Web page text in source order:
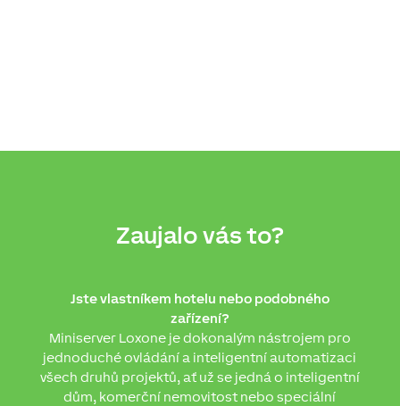
Zaujalo vás to?
Jste vlastníkem hotelu nebo podobného
zařízení?
Miniserver Loxone je dokonalým nástrojem pro
jednoduché ovládání a inteligentní automatizaci
všech druhů projektů, ať už se jedná o inteligentní
dům, komerční nemovitost nebo speciální